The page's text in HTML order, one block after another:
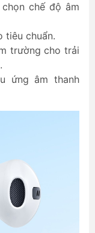
chế độ âm
tiêu chuẩn.
trường cho trải
ứng âm thanh